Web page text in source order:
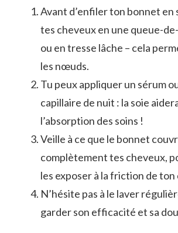
Avant d’enfiler ton bonnet en
tes cheveux en une queue-
ou en tresse lâche – cela
les nœuds.
Tu peux appliquer un sérum
capillaire de nuit : la soie
l’absorption des soins !
Veille à ce que le bonnet
complètement tes cheveux,
les exposer à la friction de ton
N’hésite pas à le laver
garder son efficacité et sa